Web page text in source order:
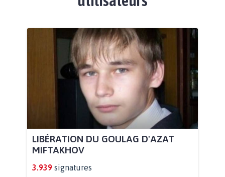
LIBÉRATION DU GOULAG D'AZAT
MIFTAKHOV
3.939 signatures